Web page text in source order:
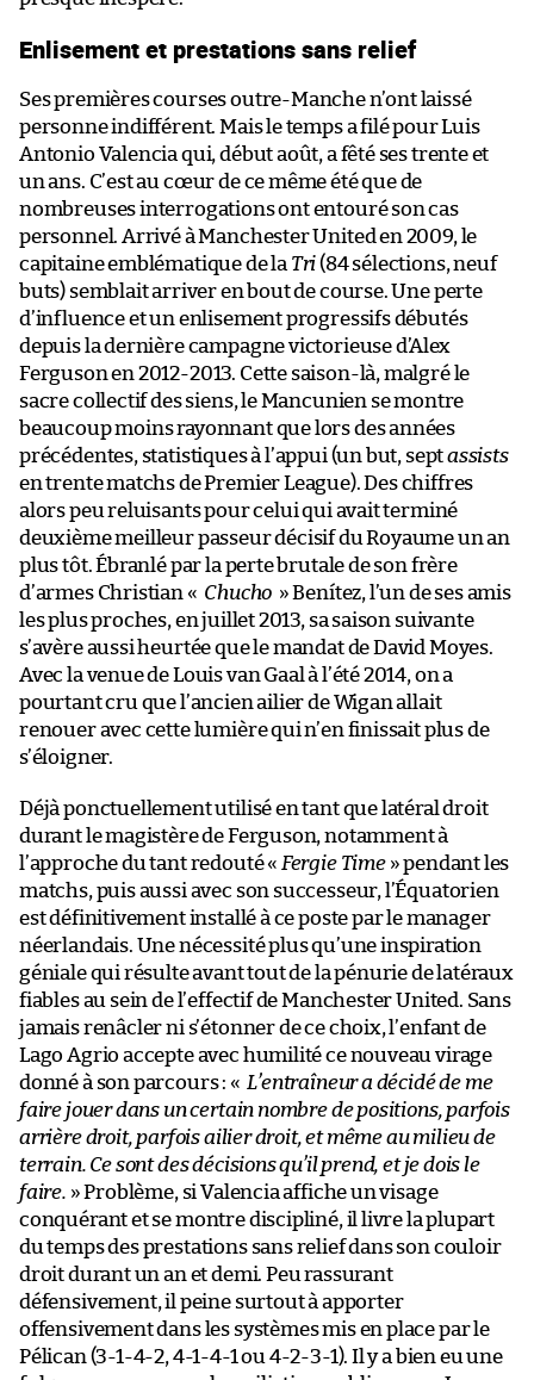
Enlisement et prestations sans relief
Ses premières courses outre-Manche n’ont laissé
personne indifférent. Mais le temps a filé pour Luis
Antonio Valencia qui, début août, a fêté ses trente et
un ans. C’est au cœur de ce même été que de
nombreuses interrogations ont entouré son cas
personnel. Arrivé à Manchester United en 2009, le
capitaine emblématique de la Tri(84 sélections, neuf
buts) semblait arriver en bout de course. Une perte
d’influence et un enlisement progressifs débutés
depuis la dernière campagne victorieuse d’Alex
Ferguson en 2012-2013. Cette saison-là, malgré le
sacre collectif des siens, le Mancunien se montre
beaucoup moins rayonnant que lors des années
précédentes, statistiques à l’appui (un but, septassists
en trente matchs de Premier League). Des chiffres
alors peu reluisants pour celui qui avait terminé
deuxième meilleur passeur décisif du Royaume un an
plus tôt. Ébranlé par la perte brutale de son frère
d’armes Christian « Chucho » Benítez, l’un de ses amis
les plus proches, en juillet 2013, sa saison suivante
s’avère aussi heurtée que le mandat de David Moyes.
Avec la venue de Louis van Gaal à l’été 2014, on a
pourtant cru que l’ancien ailier de Wigan allait
renouer avec cette lumière qui n’en finissait plus de
s’éloigner.
Déjà ponctuellement utilisé en tant que latéral droit
durant le magistère de Ferguson, notamment à
l’approche du tant redouté « Fergie Time» pendant les
matchs, puis aussi avec son successeur, l’Équatorien
est définitivement installé à ce poste par le manager
néerlandais. Une nécessité plus qu’une inspiration
géniale qui résulte avant tout de la pénurie de latéraux
fiables au sein de l’effectif de Manchester United. Sans
jamais renâcler ni s’étonner de ce choix, l’enfant de
Lago Agrio accepte avec humilité ce nouveau virage
donné à son parcours : « L’entraîneur a décidé de me
faire jouer dans un certain nombre de positions, parfois
arrière droit, parfois ailier droit, et même au milieu de
terrain. Ce sont des décisions qu’il prend, et je dois le
faire. » Problème, si Valencia affiche un visage
conquérant et se montre discipliné, il livre la plupart
du temps des prestations sans relief dans son couloir
droit durant un an et demi. Peu rassurant
défensivement, il peine surtout à apporter
offensivement dans les systèmes mis en place par le
Pélican (3-1-4-2, 4-1-4-1 ou 4-2-3-1). Il y a bien eu une